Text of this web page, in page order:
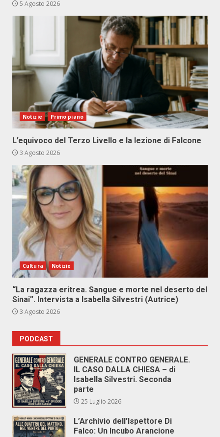
5 Agosto 2026
Notizie Primo piano
L’equivoco del Terzo Livello e la lezione di Falcone
3 Agosto 2026
Cultura Notizie
“La ragazza eritrea. Sangue e morte nel deserto del
Sinai”. Intervista a Isabella Silvestri (Autrice)
3 Agosto 2026
PODCAST
GENERALE CONTRO GENERALE.
IL CASO DALLA CHIESA – di
Isabella Silvestri. Seconda
parte
25 Luglio 2026
L’Archivio dell’Ispettore Di
Falco: Un Incubo Arancione